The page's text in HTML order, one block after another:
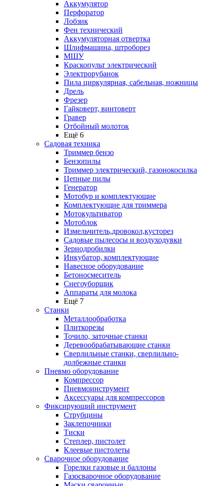
Аккумулятор
Перфоратор
Лобзик
Фен технический
Аккумуляторная отвертка
Шлифмашина, штроборез
МШУ
Краскопульт электрический
Электрорубанок
Пила циркулярная, сабельная, ножницы
Дрель
Фрезер
Гайковерт, винтоверт
Гравер
Отбойный молоток
Ещё 6
Садовая техника
Триммер бензо
Бензопилы
Триммер электрический, газонокосилка
Цепные пилы
Генератор
Мотобур и комплектующие
Комплектующие для триммера
Мотокультиватор
Мотоблок
Измельчитель,дровокол,кусторез
Садовые пылесосы и воздуходувки
Зернодробилки
Инкубатор, комплектующие
Навесное оборудование
Бетоносмеситель
Снегоуборщик
Аппараты для молока
Ещё 7
Станки
Металлообработка
Плиткорезы
Точило, заточные станки
Деревообрабатывающие станки
Сверлильные станки, сверлильно-
долбежные станки
Пневмо оборудование
Компрессор
Пневмоинструмент
Аксессуары для компрессоров
Фиксирующий инструмент
Струбцины
Заклепочники
Тиски
Степлер, пистолет
Клеевые пистолеты
Сварочное оборудование
Горелки газовые и баллоны
Газосварочное оборудование